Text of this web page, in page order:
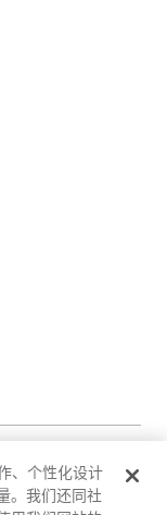
、个性化设计
。我们还同社